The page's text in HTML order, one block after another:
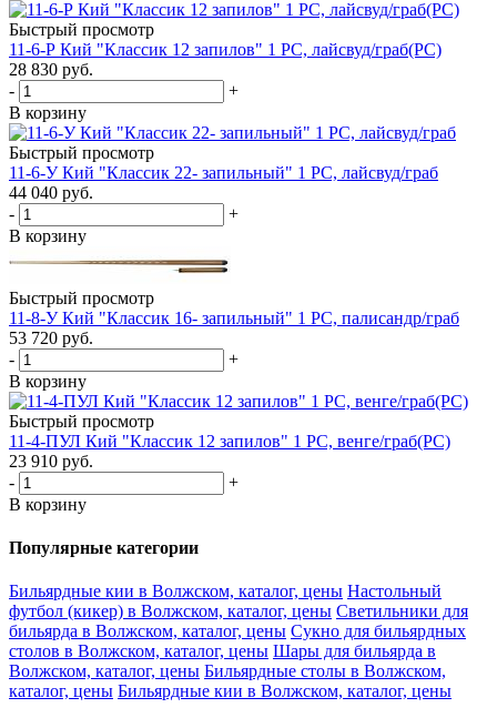
Быстрый просмотр
11-6-Р Кий "Классик 12 запилов" 1 РС, лайсвуд/граб(РС)
28 830 руб.
-
+
В корзину
Быстрый просмотр
11-6-У Кий "Классик 22- запильный" 1 РС, лайсвуд/граб
44 040 руб.
-
+
В корзину
Быстрый просмотр
11-8-У Кий "Классик 16- запильный" 1 РС, палисандр/граб
53 720 руб.
-
+
В корзину
Быстрый просмотр
11-4-ПУЛ Кий "Классик 12 запилов" 1 РС, венге/граб(РС)
23 910 руб.
-
+
В корзину
Популярные категории
Бильярдные кии в Волжском, каталог, цены Настольный
футбол (кикер) в Волжском, каталог, цены Светильники для
бильярда в Волжском, каталог, цены Сукно для бильярдных
столов в Волжском, каталог, цены Шары для бильярда в
Волжском, каталог, цены Бильярдные столы в Волжском,
каталог, цены Бильярдные кии в Волжском, каталог, цены